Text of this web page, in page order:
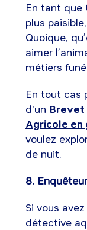
En tant que
plus
Quoique,
aimer
métiers
En tout cas
d'un Brevet
Agricole
voulez
de nuit.
8.
Si vous
détective